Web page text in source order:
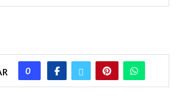
0